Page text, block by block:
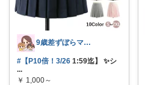
9歳差ずぼらママの買って良かったもの✨
#【P10倍！3/26 1:59迄】 ✨シ
...
￥ 1,000～